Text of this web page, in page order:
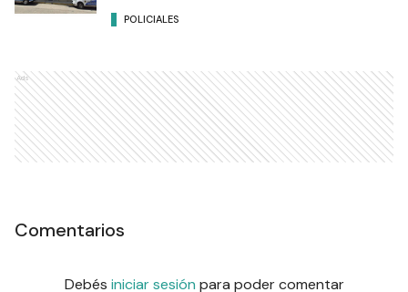
POLICIALES
Ads
Comentarios
Debés iniciar sesión para poder comentar